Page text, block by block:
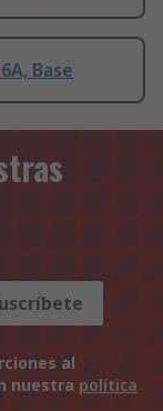
Base
al
nuestra política